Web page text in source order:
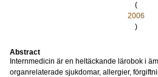
(
2006
)
Abstract
Internmedicin är en heltäckande lärobok i
organrelaterade sjukdomar, allergier,